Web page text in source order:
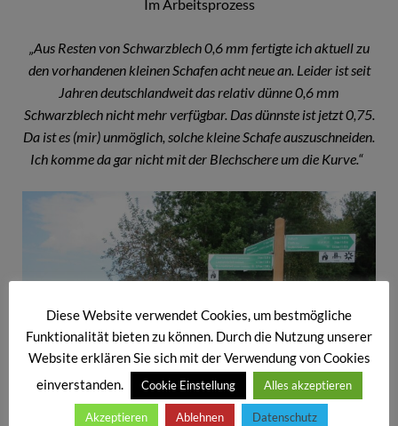
Im Arbeitsprozess
„Aus Resten von Schwarzblech 0,6 mm fertigte ich aktuell zu
den vorhandenen kleinen Schafen acht neue an. Leider ist seit
Jahren deutschlandweit das relativ dünne 0,6 mm
Schwarzblech nicht mehr verfügbar. Das dünnste ist jetzt 0,75.
Da ist es (mir) unmöglich, solche kleine Schafe auszuschneiden.
Ich komme da gar nicht mit der Blechschere um die Kurve.“
Diese Website verwendet Cookies, um bestmögliche
Funktionalität bieten zu können. Durch die Nutzung unserer
Website erklären Sie sich mit der Verwendung von Cookies
einverstanden.
Cookie Einstellung Alles akzeptieren
Akzeptieren Ablehnen Datenschutz